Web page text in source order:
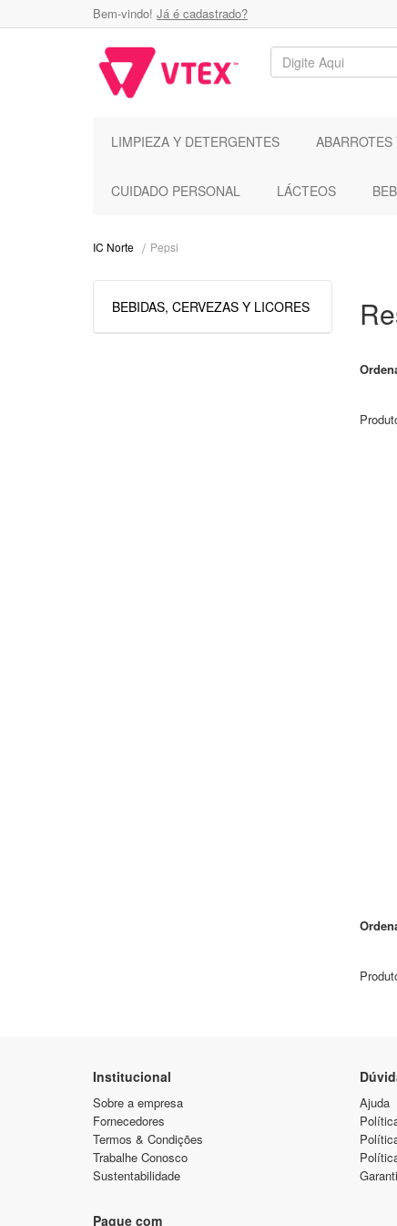
Bem-vindo! Já é cadastrado?
LIMPIEZA Y DETERGENTES
CUIDADO PERSONAL LÁCTEOS
IC Norte Pepsi
BEBIDAS, CERVEZAS Y LICORES
Institucional
Sobre a empresa
Fornecedores
Termos & Condições
Trabalhe Conosco
Sustentabilidade
Ajuda
Pague com